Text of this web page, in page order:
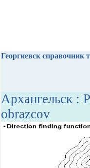
Георгиевск справочник
Архангельск :
obrazcov